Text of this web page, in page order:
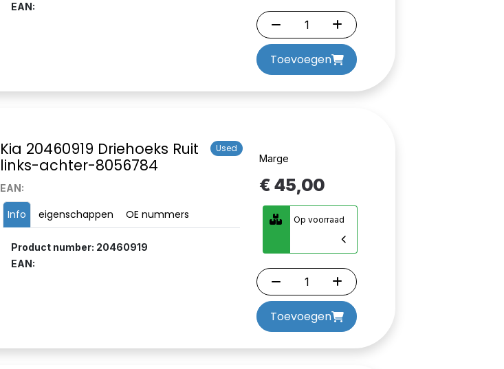
EAN:
Toevoegen
Kia 20460919 Driehoeks Ruit
links-achter-8056784
Used
EAN:
Info eigenschappen OE nummers
Product number: 20460919
EAN:
Marge
€ 45,00
Op voorraad
Toevoegen